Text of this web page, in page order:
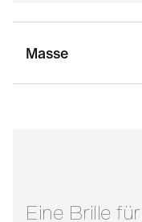
Masse
Eine Brille für Sie und Ihren